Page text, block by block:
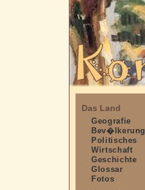
Das Land
Geografie
Bev�lkerung
Politisches
Wirtschaft
Geschichte
Glossar
Fotos